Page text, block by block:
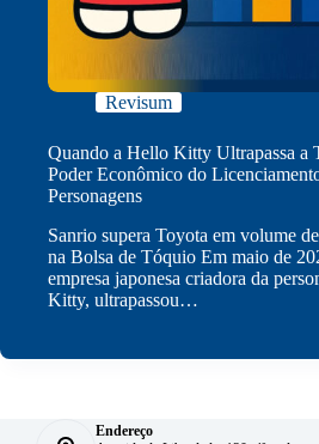
Revisum
Quando a Hello Kitty Ultrapassa a
Poder Econômico do
Personagens
Sanrio supera Toyota em volume
na Bolsa de Tóquio Em maio de
empresa japonesa criadora da
Kitty, ultrapassou…
Endereço